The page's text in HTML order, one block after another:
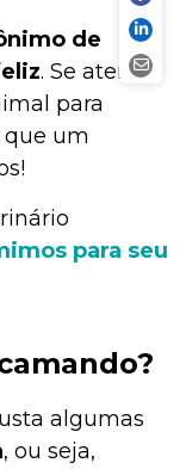
de
. Se atente
para
um
para seu
algumas
, ou seja,